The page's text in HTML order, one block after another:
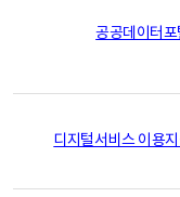
공공데이터포
디지털서비스 이용